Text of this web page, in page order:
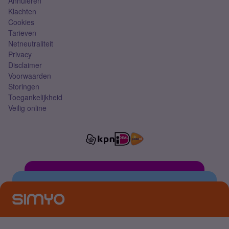
Klachten
Cookies
Tarieven
Netneutraliteit
Privacy
Disclaimer
Voorwaarden
Storingen
Toegankelijkheid
Veilig online